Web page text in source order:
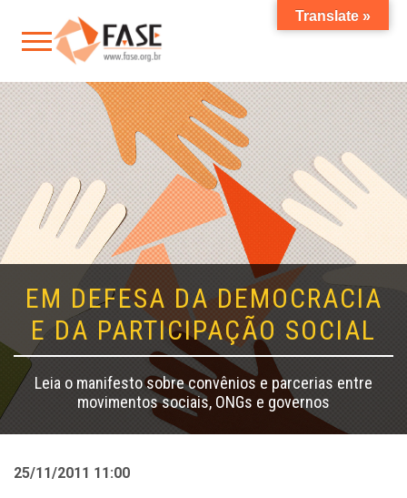
EM DEFESA DA DEMOCRACIA
E DA PARTICIPAÇÃO SOCIAL
Leia o manifesto sobre convênios e parcerias entre
movimentos sociais, ONGs e governos
25/11/2011 11:00
Translate »